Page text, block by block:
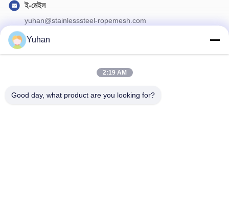
ই-মেইল
yuhan@stainlesssteel-ropemesh.com
ডিসকাউন্ট এবং আরো জন্য আমাদের নিউজলেটার সদস্যতা.
Yuhan
2:19 AM
Good day, what product are you looking for?